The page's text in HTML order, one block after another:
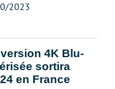
2023
4K Blu-
sortira
en France